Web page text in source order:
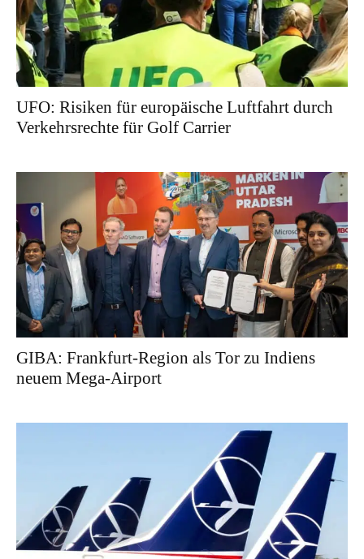
UFO: Risiken für europäische Luftfahrt durch
Verkehrsrechte für Golf Carrier
GIBA: Frankfurt-Region als Tor zu Indiens
neuem Mega-Airport